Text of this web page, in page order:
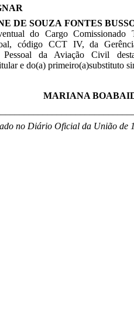
DE SOUZA FONTES
do Cargo
código CCT IV, da
Pessoal da Aviação Civil
e do(a) primeiro(a)substituto
MARIANA
no Diário Oficial da União de